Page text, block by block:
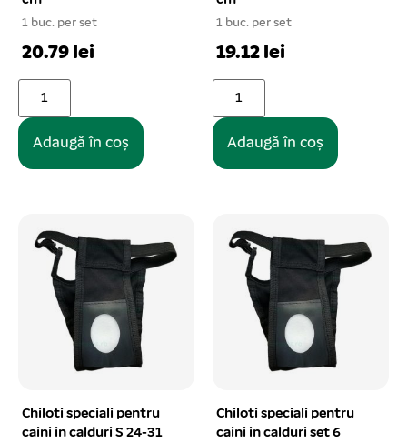
1 buc. per set
20.79 lei
Adaugă în coș
1 buc. per set
19.12 lei
Adaugă în coș
Chiloti speciali pentru
caini in calduri S 24-31
Chiloti speciali pentru
caini in calduri set 6